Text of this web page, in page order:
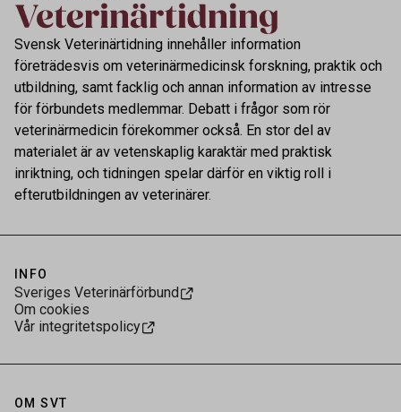
Svensk Veterinärtidning innehåller information
företrädesvis om veterinärmedicinsk forskning, praktik och
utbildning, samt facklig och annan information av intresse
för förbundets medlemmar. Debatt i frågor som rör
veterinärmedicin förekommer också. En stor del av
materialet är av vetenskaplig karaktär med praktisk
inriktning, och tidningen spelar därför en viktig roll i
efterutbildningen av veterinärer.
INFO
Sveriges Veterinärförbund
Om cookies
Vår integritetspolicy
OM SVT